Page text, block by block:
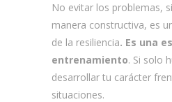
No evitar los problemas,
manera constructiva, es
de la resiliencia. Es una
entrenamiento. Si solo
desarrollar tu carácter
situaciones.